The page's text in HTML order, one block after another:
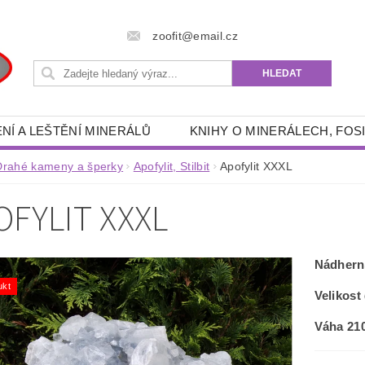
zoofit@email.cz
A LEŠTĚNÍ MINERÁLŮ KNIHY O MINERÁLECH,
RÝŽOVÁNÍ ZLATA A GRANÁTŮ
RYBÁŘSKÉ POTŘEBY
KNIHY OSOBNÍ OCHRANNÉ PROSTŘEDKY
KONTAKTY
kameny a šperky Apofylit, Stilbit Apofylit XXXL
XXXL
Velikost
Váha